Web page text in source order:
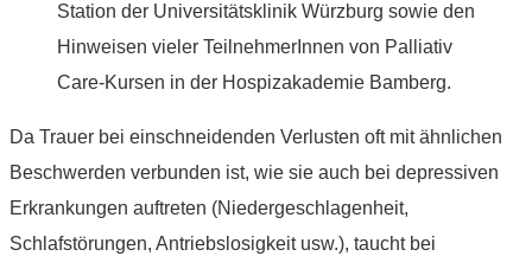
Station der Universitätsklinik Würzburg sowie den
Hinweisen vieler TeilnehmerInnen von Palliativ
Care-Kursen in der Hospizakademie Bamberg.
Da Trauer bei einschneidenden Verlusten oft mit ähnlichen
Beschwerden verbunden ist, wie sie auch bei depressiven
Erkrankungen auftreten (Niedergeschlagenheit,
Schlafstörungen, Antriebslosigkeit usw.), taucht bei